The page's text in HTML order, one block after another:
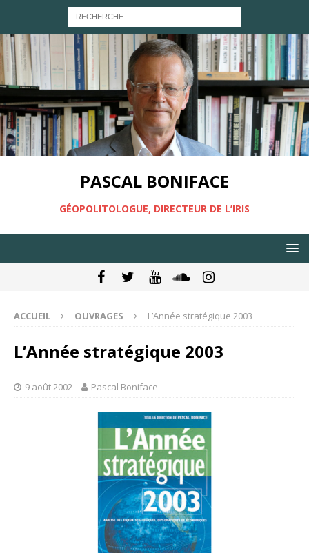
PASCAL BONIFACE
GÉOPOLITOLOGUE, DIRECTEUR DE L’IRIS
ACCUEIL OUVRAGES L’Année stratégique 2003
L’Année stratégique 2003
9 août 2002 Pascal Boniface